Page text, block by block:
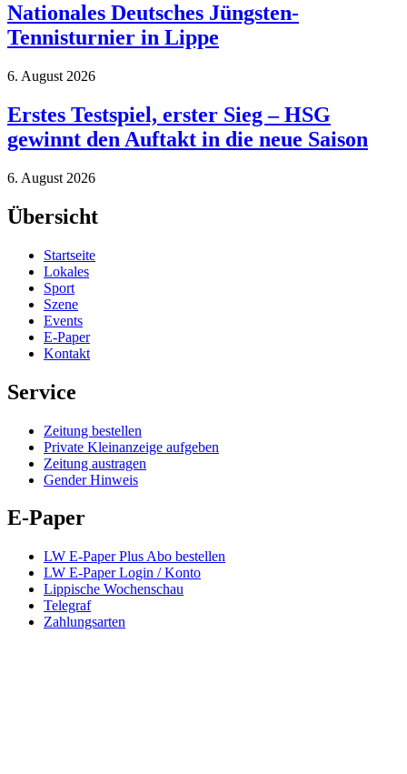
Nationales Deutsches Jüngsten-
Tennisturnier in Lippe
6. August 2026
Erstes Testspiel, erster Sieg – HSG
gewinnt den Auftakt in die neue Saison
6. August 2026
Übersicht
Startseite
Lokales
Sport
Szene
Events
E-Paper
Kontakt
Service
Zeitung bestellen
Private Kleinanzeige aufgeben
Zeitung austragen
Gender Hinweis
E-Paper
LW E-Paper Plus Abo bestellen
LW E-Paper Login / Konto
Lippische Wochenschau
Telegraf
Zahlungsarten